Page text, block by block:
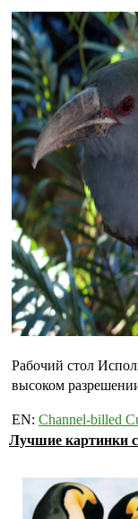
Рабочий стол
высоком
EN: Channel-billed
Лучшие картинки